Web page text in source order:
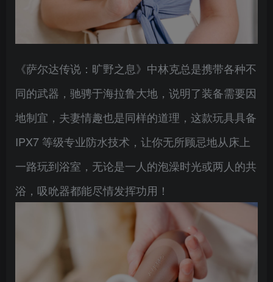
《萨尔达传说：旷野之息》中林克总是携带各种不
同的武器，驰骋于海拉鲁大地，说明了装备需要因
地制宜，夫妻情趣也是同样的道理，这款玩具具备
IPX7 等级专业防水技术，让你无所顾忌地从床上
一路玩到浴室，无论是一人的泡澡时光或两人的共
浴，吸吮器都能尽情发挥功用！